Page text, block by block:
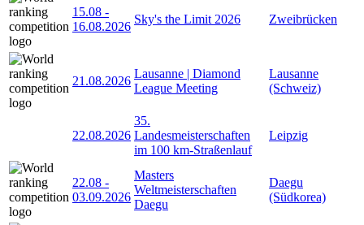
15.08 -
16.08.2026
Sky's the Limit 2026 Zweibrücken
21.08.2026
Lausanne | Diamond
League Meeting
Lausanne
(Schweiz)
22.08.2026
35.
Landesmeisterschaften
im 100 km-Straßenlauf
Leipzig
22.08 -
03.09.2026
Masters
Weltmeisterschaften
Daegu
Daegu
(Südkorea)